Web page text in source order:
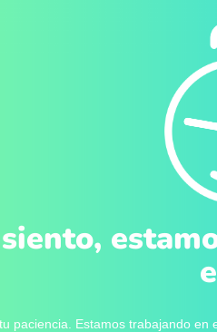
paciencia. Estamos trabajando en